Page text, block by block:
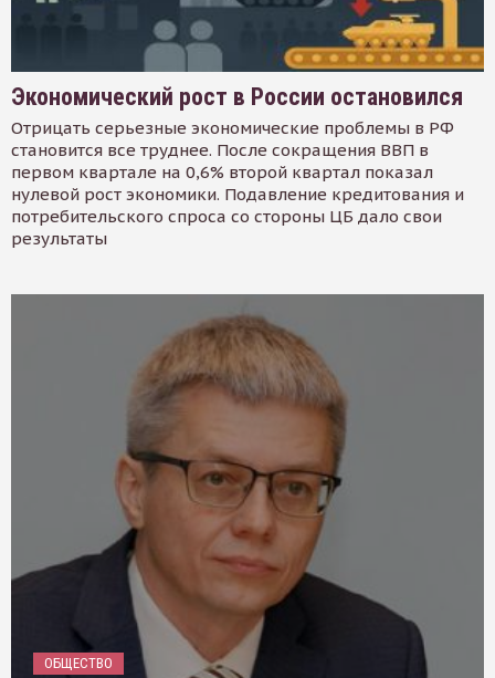
Экономический рост в России остановился
Отрицать серьезные экономические проблемы в РФ
становится все труднее. После сокращения ВВП в
первом квартале на 0,6% второй квартал показал
нулевой рост экономики. Подавление кредитования и
потребительского спроса со стороны ЦБ дало свои
результаты
ОБЩЕСТВО